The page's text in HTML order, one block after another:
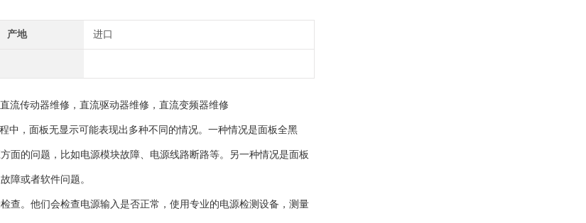
产地 进口
直流传动器维修，直流驱动器维修，直流变频器维修
中，面板无显示可能表现出多种不同的情况。一种情况是面板全黑
面的问题，比如电源模块故障、电源线路断路等。另一种情况是面板
障或者软件问题。
查。他们会检查电源输入是否正常，使用专业的电源检测设备，测量